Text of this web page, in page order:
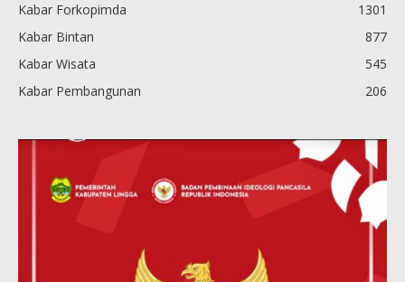
Kabar Forkopimda
1301
Kabar Bintan
877
Kabar Wisata
545
Kabar Pembangunan
206